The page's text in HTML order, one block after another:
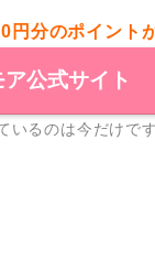
分のポイント
公式サイト
るのは今だけです